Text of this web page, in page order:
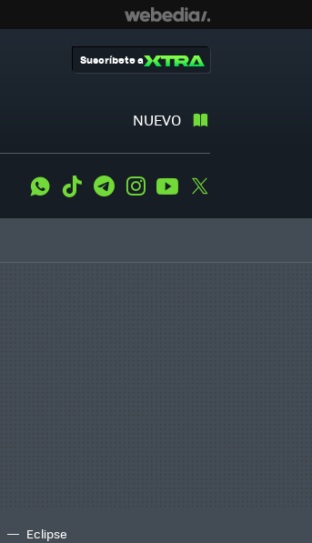
NUEVO
Suscríbete a
WhatsApp
Tiktok TelegramInstagramYoutube
Eclipse